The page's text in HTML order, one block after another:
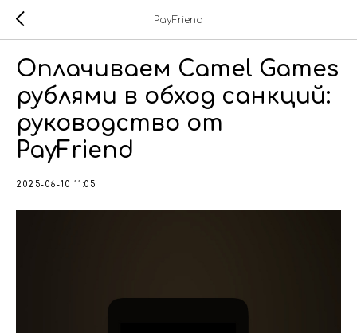
PayFriend
Оплачиваем Camel Games
рублями в обход санкций:
руководство от
PayFriend
2025-06-10 11:05